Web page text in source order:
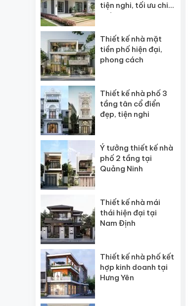
tiện nghi, tối ưu chi
phí
Thiết kế nhà mặt
tiền phố hiện đại,
phong cách
Thiết kế nhà phố 3
tầng tân cổ điển
đẹp, tiện nghi
Ý tưởng thiết kế nhà
phố 2 tầng tại
Quảng Ninh
Thiết kế nhà mái
thái hiện đại tại
Nam Định
Thiết kế nhà phố kết
hợp kinh doanh tại
Hưng Yên